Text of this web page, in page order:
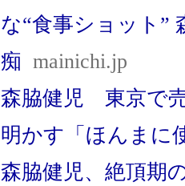
な“食事ショット”
痴 mainichi.jp
森脇健児 東京で
明かす「ほんまに
森脇健児、絶頂期